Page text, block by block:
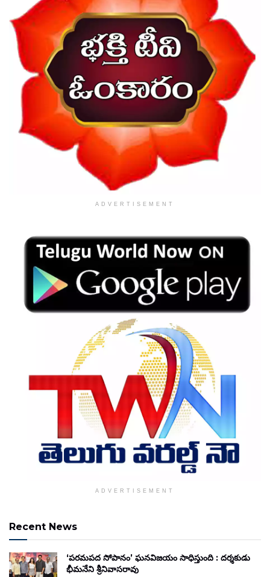
ADVERTISEMENT
ADVERTISEMENT
Recent News
‘పరమపద సోపానం’ ఘనవిజయం సాధిస్తుంది : దర్శకుడు
భీమనేని శ్రీనివాసరావు